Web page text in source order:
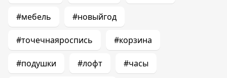
#мебель #новыйгод
#точечнаяроспись #корзина
#подушки #лофт #часы